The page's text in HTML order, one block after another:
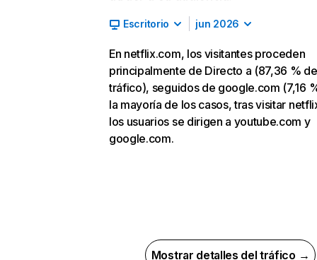
Escritorio jun 2026
En netflix.com, los visitantes proceden
principalmente de Directo a (87,36 % de
tráfico), seguidos de google.com (7,16
la mayoría de los casos, tras visitar
los usuarios se dirigen a youtube.com y
google.com.
Mostrar detalles del tráfico →